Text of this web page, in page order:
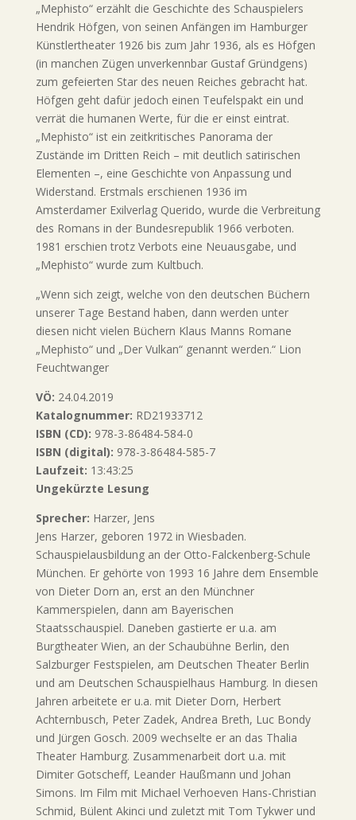
„Mephisto“ erzählt die Geschichte des Schauspielers
Hendrik Höfgen, von seinen Anfängen im Hamburger
Künstlertheater 1926 bis zum Jahr 1936, als es Höfgen
(in manchen Zügen unverkennbar Gustaf Gründgens)
zum gefeierten Star des neuen Reiches gebracht hat.
Höfgen geht dafür jedoch einen Teufelspakt ein und
verrät die humanen Werte, für die er einst eintrat.
„Mephisto“ ist ein zeitkritisches Panorama der
Zustände im Dritten Reich – mit deutlich satirischen
Elementen –, eine Geschichte von Anpassung und
Widerstand. Erstmals erschienen 1936 im
Amsterdamer Exilverlag Querido, wurde die Verbreitung
des Romans in der Bundesrepublik 1966 verboten.
1981 erschien trotz Verbots eine Neuausgabe, und
„Mephisto“ wurde zum Kultbuch.
„Wenn sich zeigt, welche von den deutschen Büchern
unserer Tage Bestand haben, dann werden unter
diesen nicht vielen Büchern Klaus Manns Romane
„Mephisto“ und „Der Vulkan“ genannt werden.“ Lion
Feuchtwanger
VÖ: 24.04.2019
Katalognummer: RD21933712
ISBN (CD): 978-3-86484-584-0
ISBN (digital): 978-3-86484-585-7
Laufzeit: 13:43:25
Ungekürzte Lesung
Sprecher: Harzer, Jens
Jens Harzer, geboren 1972 in Wiesbaden.
Schauspielausbildung an der Otto-Falckenberg-Schule
München. Er gehörte von 1993 16 Jahre dem Ensemble
von Dieter Dorn an, erst an den Münchner
Kammerspielen, dann am Bayerischen
Staatsschauspiel. Daneben gastierte er u.a. am
Burgtheater Wien, an der Schaubühne Berlin, den
Salzburger Festspielen, am Deutschen Theater Berlin
und am Deutschen Schauspielhaus Hamburg. In diesen
Jahren arbeitete er u.a. mit Dieter Dorn, Herbert
Achternbusch, Peter Zadek, Andrea Breth, Luc Bondy
und Jürgen Gosch. 2009 wechselte er an das Thalia
Theater Hamburg. Zusammenarbeit dort u.a. mit
Dimiter Gotscheff, Leander Haußmann und Johan
Simons. Im Film mit Michael Verhoeven Hans-Christian
Schmid, Bülent Akinci und zuletzt mit Tom Tykwer und